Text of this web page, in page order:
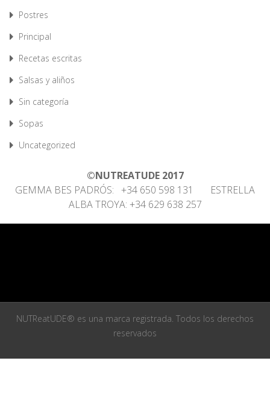
Postres
Principal
Recetas escritas
Salsas y aliños
Sin categoría
Sopas
Uncategorized
©NUTREATUDE 2017
GEMMA BES PADRÓS: +34 650 598 131 ESTRELLA
ALBA TROYA: +34 629 638 257
NUTReatUDE® es una marca registrada. Todos los derechos
reservados